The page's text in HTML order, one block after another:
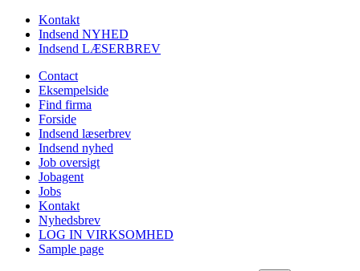
Kontakt
Indsend NYHED
Indsend LÆSERBREV
Contact
Eksempelside
Find firma
Forside
Indsend læserbrev
Indsend nyhed
Job oversigt
Jobagent
Jobs
Kontakt
Nyhedsbrev
LOG IN VIRKSOMHED
Sample page